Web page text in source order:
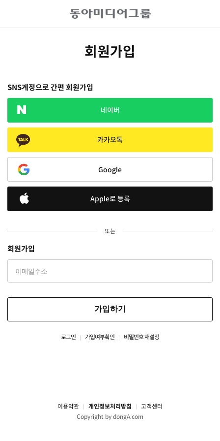
회원가입
SNS계정으로 간편 회원가입
네이버
카카오톡
Google
Apple로 등록
또는
회원가입
가입하기
로그인 가입여부확인 비밀번호 재설정
이용약관 개인정보처리방침
고객센터
Copyright by dongA.com